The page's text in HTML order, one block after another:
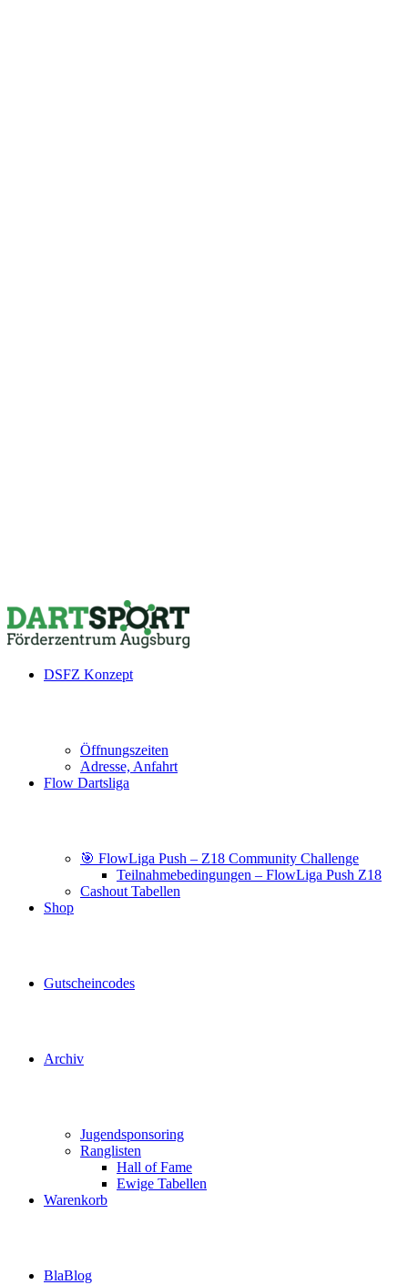
DSFZ Konzept
Öffnungszeiten
Adresse, Anfahrt
Flow Dartsliga
🎯 FlowLiga Push – Z18 Community Challenge
Teilnahmebedingungen – FlowLiga Push Z18
Cashout Tabellen
Shop
Gutscheincodes
Archiv
Jugendsponsoring
Ranglisten
Hall of Fame
Ewige Tabellen
Warenkorb
BlaBlog